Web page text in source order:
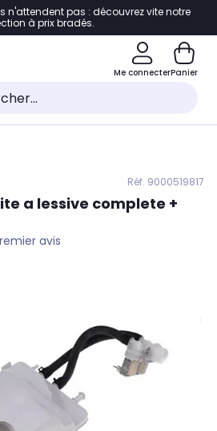
à la navigation
pied de page
chatbot
n'attendent pas : découvrez vite notre
à prix bradés.
Me connecterPanier
Réf. 9000519817
a lessive complete +
avis